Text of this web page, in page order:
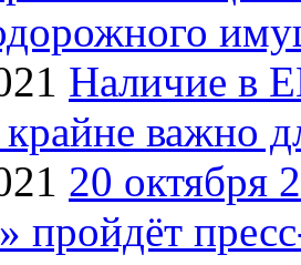
Наличие в
важно
20 октября
пройдёт